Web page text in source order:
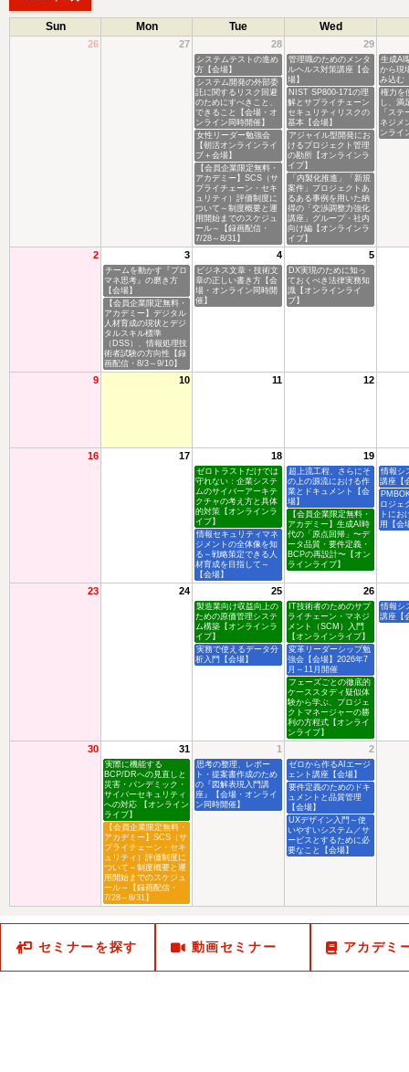
Sun Mon Tue Wed
26 27 28 29
2 3 4 5
9 10 11 12
16 17 18 19
23 24 25 26
30 31 1 2
システムテストの進め
方【会場】
管理職のためのメンタ
ルヘルス対策講座【会
場】
生成AI
から現
み込む
システム開発の外部委
託に関するリスク回避
のためにすべきこと、
できること【会場・オ
ンライン同時開催】
NIST SP800-171の理
解とサプライチェーン
セキュリティリスクの
基本【会場】
権力を
し、満
「ス
ネジメ
ンライ
女性リーダー勉強会
【朝活オンラインライ
ブ＋会場】
アジャイル型開発にお
けるプロジェクト管理
の勘所【オンラインラ
イブ】
【会員企業限定無料・
アカデミー】SCS（サ
プライチェーン・セキ
ュリティ）評価制度に
ついて～制度概要と運
用開始までのスケジュ
ール～【録画配信・
7/28～8/31】
「内製化推進」「新規
案件」プロジェクトあ
るある事例を用いた納
得の「交渉調整力強化
講座」グループ・社内
向け編【オンラインラ
イブ】
チームを動かす『プロ
マネ思考』の磨き方
【会場】
ビジネス文章・技術文
章の正しい書き方【会
場・オンライン同時開
催】
DX実現のために知っ
ておくべき法律実務知
識【オンラインライ
ブ】
【会員企業限定無料・
アカデミー】デジタル
人材育成の現状とデジ
タルスキル標準
（DSS）、情報処理技
術者試験の方向性【録
画配信・8/3～9/10】
情報シ
講座【
ゼロトラストだけでは
守れない：企業システ
ムのサイバーアーキテ
クチャの考え方と具体
的対策【オンラインラ
イブ】
超上流工程、さらにそ
の上の源流における作
業とドキュメント【会
場】
情報セキュリティマネ
ジメントの全体像を知
る～戦略策定できる人
材育成を目指して～
【会場】
【会員企業限定無料・
アカデミー】生成AI時
代の「原点回帰」〜デ
ータ品質・要件定義・
BCPの再設計〜【オン
ラインライブ】
ロジェ
トにお
用【会
情報シ
講座【
製造業向け収益向上の
ための原価管理システ
ム構築【オンラインラ
イブ】
IT技術者のためのサプ
ライチェーン・マネジ
メント（SCM）入門
【オンラインライブ】
実務で使えるデータ分
析入門【会場】
変革リーダーシップ勉
強会【会場】2026年7
月～11月開催
フェーズごとの徹底的
ケーススタディ疑似体
験から学ぶ、プロジェ
クトマネージャーの勝
利の方程式【オンライ
ンライブ】
実際に機能する
BCP/DRへの見直しと
災害・パンデミック・
サイバーセキュリティ
への対応 【オンライン
ライブ】
思考の整理、レポー
ト・提案書作成のため
の『図解表現入門講
座』【会場・オンライ
ン同時開催】
ゼロから作るAIエージ
ェント講座【会場】
【会員企業限定無料・
アカデミー】SCS（サ
プライチェーン・セキ
ュリティ）評価制度に
ついて～制度概要と運
用開始までのスケジュ
ール～【録画配信・
7/28～8/31】
要件定義のためのドキ
ュメントと品質管理
【会場】
UXデザイン入門～使
いやすいシステム／サ
ービスとするために必
要なこと【会場】
セミナーを探す 動画セミナー アカデミ